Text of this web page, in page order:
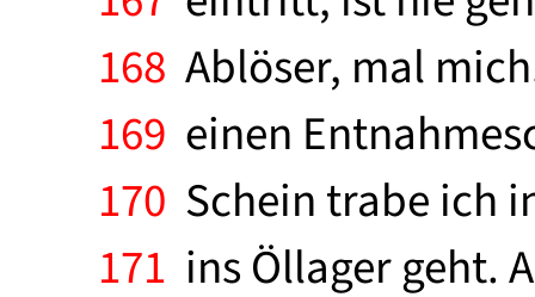
168 Ablöser, mal
169 einen
170 Schein trabe ich
171 ins Öllager geht.